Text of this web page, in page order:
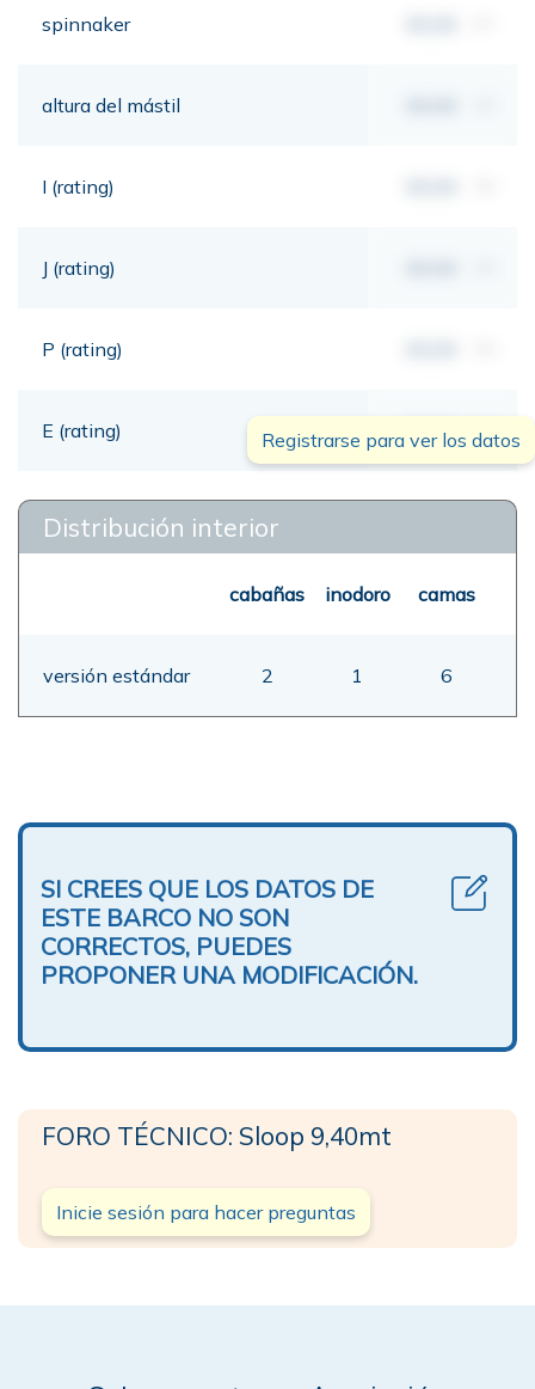
spinnaker
altura del mástil
I (rating)
J (rating)
P (rating)
E (rating) 00,00 mt
Registrarse para ver los datos
Distribución interior
cabañas inodoro camas
versión estándar 2 1 6
SI CREES QUE LOS DATOS DE
ESTE BARCO NO SON
CORRECTOS, PUEDES
PROPONER UNA MODIFICACIÓN.
FORO TÉCNICO: Sloop 9,40mt
Inicie sesión para hacer preguntas